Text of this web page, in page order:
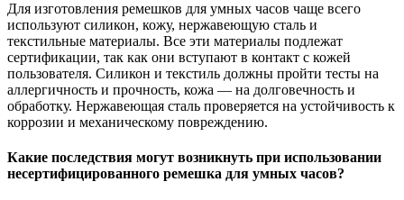
Для изготовления ремешков для умных часов чаще всего
используют силикон, кожу, нержавеющую сталь и
текстильные материалы. Все эти материалы подлежат
сертификации, так как они вступают в контакт с кожей
пользователя. Силикон и текстиль должны пройти тесты на
аллергичность и прочность, кожа — на долговечность и
обработку. Нержавеющая сталь проверяется на устойчивость к
коррозии и механическому повреждению.
Какие последствия могут возникнуть при использовании
несертифицированного ремешка для умных часов?